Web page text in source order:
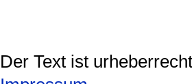
Der Text ist